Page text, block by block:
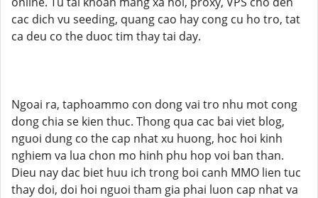
cac dich vu seeding, quang cao hay cong cu ho tro, tat
ca deu co the duoc tim thay tai day.
Ngoai ra, taphoammo con dong vai tro nhu mot cong
dong chia se kien thuc. Thong qua cac bai viet blog,
nguoi dung co the cap nhat xu huong, hoc hoi kinh
nghiem va lua chon mo hinh phu hop voi ban than.
Dieu nay dac biet huu ich trong boi canh MMO lien tuc
thay doi, doi hoi nguoi tham gia phai luon cap nhat va